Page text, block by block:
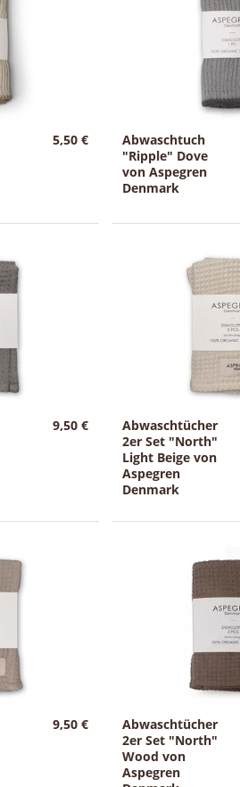
5,50 €
Abwaschtuch
"Ripple" Dove
von Aspegren
Denmark
9,50 €
Abwaschtücher
2er Set "North"
Light Beige von
Aspegren
Denmark
9,50 €
Abwaschtücher
2er Set "North"
Wood von
Aspegren